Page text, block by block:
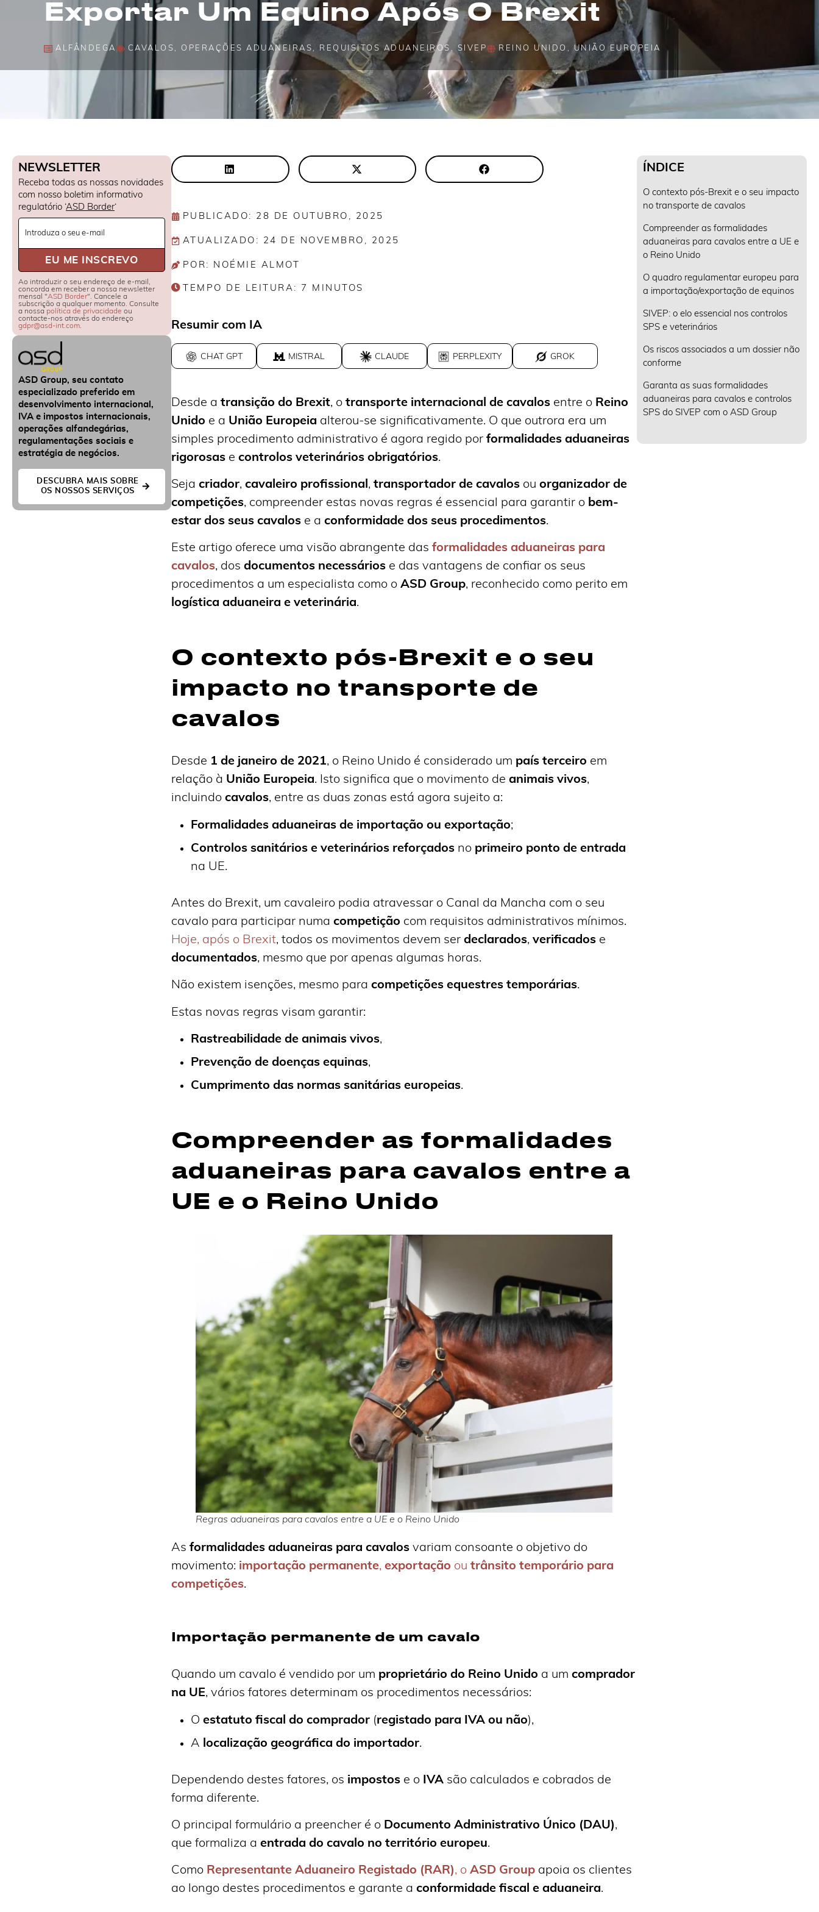
Exportar Um Equino Após O Brexit
ALFÂNDEGA CAVALOS , OPERAÇÕES ADUANEIRAS, REQUISITOS ADUANEIROS , SIVEP REINO UNIDO , UNIÃO EUROPEIA
NEWSLETTER
Receba todas as nossas novidades
com nosso boletim informativo
regulatório ‘ASD Border‘
Newsletter
EU ME INSCREVO
Ao introduzir o seu endereço de e-mail,
concorda em receber a nossa newsletter
mensal "ASD Border". Cancele a
subscrição a qualquer momento. Consulte
a nossa política de privacidade ou
contacte-nos através do endereço
gdpr@asd-int.com
ASD Group, seu contato
especializado preferido em
desenvolvimento internacional,
IVA e impostos internacionais,
operações alfandegárias,
regulamentações sociais e
estratégia de negócios.
DESCUBRA MAIS SOBRE
OS NOSSOS SERVIÇOS
PUBLICADO: 28 DE OUTUBRO, 2025
ATUALIZADO: 24 DE NOVEMBRO, 2025
POR: NOÉMIE ALMOT
TEMPO DE LEITURA: 7 MINUTOS
Resumir com IA
CHAT GPT MISTRAL CLAUDE PERPLEXITY GROK
Desde a transição do Brexit, o transporte internacional de cavalosentre o Reino
Unido e a União Europeia alterou-se significativamente. O que outrora era um
simples procedimento administrativo é agora regido por formalidades aduaneiras
rigorosase controlos veterinários obrigatórios.
Seja criador, cavaleiro profissional , transportador de cavalosou organizador de
competições, compreender estas novas regras é essencial para garantir o bem-
estar dos seus cavalose a conformidade dos seus procedimentos.
Este artigo oferece uma visão abrangente das formalidades aduaneiras para
cavalos, dos documentos necessáriose das vantagens de confiar os seus
procedimentos a um especialista como o ASD Group, reconhecido como perito em
logística aduaneira e veterinária.
O contexto pós-Brexit e o seu
impacto no transporte de
cavalos
Desde 1 de janeiro de 2021, o Reino Unido é considerado um país terceiro em
relação à União Europeia. Isto significa que o movimento de animais vivos,
incluindo cavalos, entre as duas zonas está agora sujeito a:
Formalidades aduaneiras de importação ou exportação;
Controlos sanitários e veterinários reforçadosno primeiro ponto de entrada
na UE.
Antes do Brexit, um cavaleiro podia atravessar o Canal da Mancha com o seu
cavalo para participar numa competição com requisitos administrativos mínimos.
Hoje, após o Brexit, todos os movimentos devem ser declarados, verificadose
documentados, mesmo que por apenas algumas horas.
Não existem isenções, mesmo para competições equestres temporárias.
Estas novas regras visam garantir:
Rastreabilidade de animais vivos,
Prevenção de doenças equinas,
Cumprimento das normas sanitárias europeias.
Compreender as formalidades
aduaneiras para cavalos entre a
UE e o Reino Unido
Regras aduaneiras para cavalos entre a UE e o Reino Unido
As formalidades aduaneiras para cavalosvariam consoante o objetivo do
movimento: importação permanente, exportação ou trânsito temporário para
competições.
Importação permanente de um cavalo
Quando um cavalo é vendido por um proprietário do Reino Unido a um comprador
na UE, vários fatores determinam os procedimentos necessários:
O estatuto fiscal do comprador(registado para IVA ou não),
A localização geográfica do importador.
Dependendo destes fatores, os impostose o IVAsão calculados e cobrados de
forma diferente.
O principal formulário a preencher é o Documento Administrativo Único (DAU),
que formaliza a entrada do cavalo no território europeu.
Como Representante Aduaneiro Registado (RAR), o ASD Groupapoia os clientes
ao longo destes procedimentos e garante a conformidade fiscal e aduaneira.
ÍNDICE
O contexto pós-Brexit e o seu impacto
no transporte de cavalos
Compreender as formalidades
aduaneiras para cavalos entre a UE e
o Reino Unido
O quadro regulamentar europeu para
a importação/exportação de equinos
SIVEP: o elo essencial nos controlos
SPS e veterinários
Os riscos associados a um dossier não
conforme
Garanta as suas formalidades
aduaneiras para cavalos e controlos
SPS do SIVEP com o ASD Group